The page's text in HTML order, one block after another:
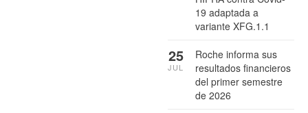
19 adaptada a
variante XFG.1.1
Roche informa sus
resultados financieros
del primer semestre
de 2026
25
JUL